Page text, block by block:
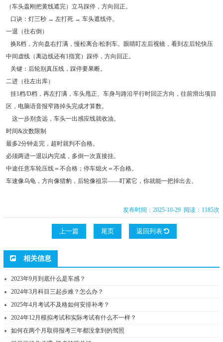
（车头盖刚把黄线遮完）立马踩停，方向回正。
口诀：灯三秒 → 左打死 → 车头遮线停。
一退（往右倒）
换R档，方向盘右打满，慢松离合/松刹车。眼睛盯左后视镜，看到左后轮快压
中间虚线（离边线还有1指宽）踩停，方向回正。
关键：后轮别真压线，踩停要果断。
二进（往左出库）
挂1档/D档，再左打满，车头甩正、车身与路沿平行时回正方向，往前滑出项目
区，电脑语音报窄路掉头完成才算数。
这一步别贪远，车头一出感应线就收油。
时间&次数限制
最多2分钟走完，超时就判不合格。
必须两进一退以内完成，多倒一次直接挂。
中途任意车轮压线＝不合格；停车熄火＝不合格。
车速像乌龟，方向像猎豹，后轮像祖宗——盯紧它，你就能一把掉出去。
发布时间：2025-10-29 阅读：1185次
上一篇 尾页 返回列表
相关信息
2023年9月到底什么是车感？
2024年3月科目三起步难？怎么办？
2025年4月考试不及格如何安排补考？
2024年12月模拟考试和实际考试有什么不一样？
如何在两个月取得报考三年都没拿到的驾照